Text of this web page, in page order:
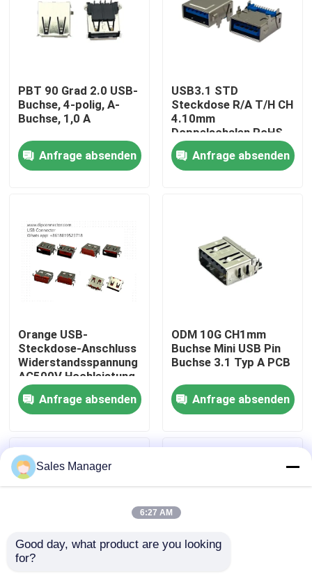
Über uns
Kontakte
DIP-USB-Anschluss
USB-Buchse
USB-Typ-C-Anschlüsse
DP-Buchsenstecker
PBT 90 Grad 2.0 USB-
Buchse, 4-polig, A-
Buchse, 1,0 A
Anfrage absenden
USB3.1 STD
Steckdose R/A T/H CH
4.10mm
Doppelschalen RoHS-
konform und frei von
Hoalogen
Anfrage absenden
Orange USB-
Steckdose-Anschluss
Widerstandsspannung
AC500V Hochleistung
Anfrage absenden
ODM 10G CH1mm
Buchse Mini USB Pin
Buchse 3.1 Typ A PCB
Anfrage absenden
Sales Manager
6:27 AM
Good day, what product are you looking
for?